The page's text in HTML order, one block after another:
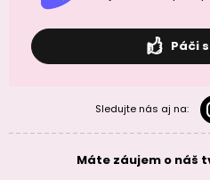
Páči
Sledujte nás aj na:
Máte záujem o náš